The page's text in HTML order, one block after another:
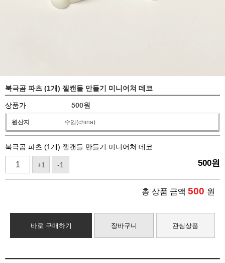
북극곰 파츠 (1개) 젤캔들 만들기 미니어쳐 데코
상품가 500원
원산지 수입(china)
북극곰 파츠 (1개) 젤캔들 만들기 미니어쳐 데코
+1 -1 500원
총 상품 금액 500 원
바로 구매하기 장바구니 관심상품